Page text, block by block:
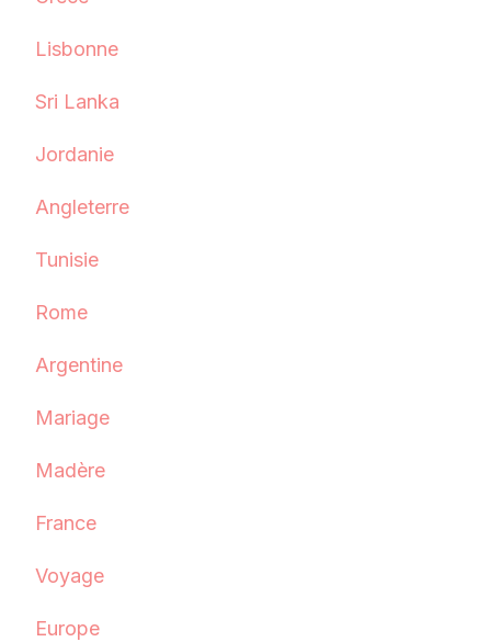
Lisbonne
Sri Lanka
Jordanie
Angleterre
Tunisie
Rome
Argentine
Mariage
Madère
France
Voyage
Europe